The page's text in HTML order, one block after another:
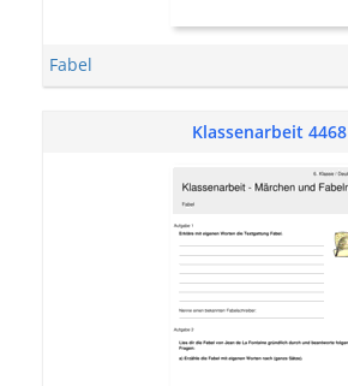
Fabel
Klassenarbeit 4468